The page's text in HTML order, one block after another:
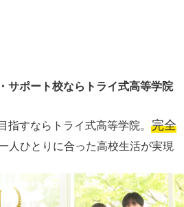
サポート校なら トライ式高等学院
すならトライ式高等学院。 完全
人ひとりに合った高校生活が実現